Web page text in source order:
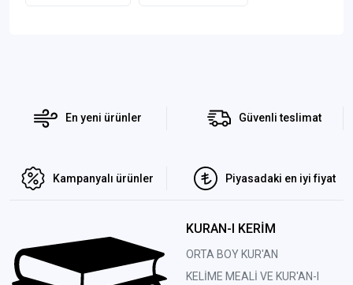
En yeni ürünler Güvenli teslimat
Kampanyalı ürünler Piyasadaki en iyi fiyat
KURAN-I KERİM
ORTA BOY KUR'AN
KELİME MEALİ VE KUR'AN-I